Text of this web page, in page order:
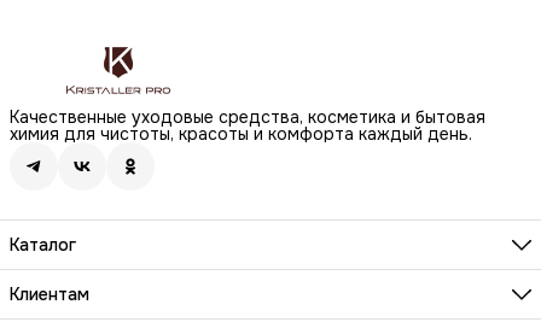
Качественные уходовые средства, косметика и бытовая
химия для чистоты, красоты и комфорта каждый день.
Каталог
Бренды
Волосы
Клиентам